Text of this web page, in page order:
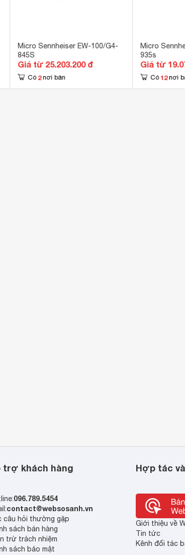
Micro Sennheiser EW-100/G4-
845S
Giá từ 25.203.200 đ
Có 2 nơi bán
Micro
935s
Giá từ
Có 12 nơi
trợ khách hàng
096.789.5454
contact@websosanh.vn
câu hỏi thường gặp
sách bán hàng
trừ trách nhiệm
sách bảo mật
Hợp tác
Giới thiệu về
Tin tức
Kênh đối tác